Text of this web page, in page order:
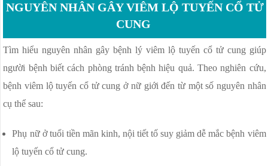
NGUYÊN NHÂN GÂY VIÊM LỘ TUYẾN CỔ TỬ
CUNG
Tìm hiểu nguyên nhân gây bệnh lý viêm lộ tuyến cổ tử cung giúp
người bệnh biết cách phòng tránh bệnh hiệu quả. Theo nghiên cứu,
bệnh viêm lộ tuyến cổ tử cung ở nữ giới đến từ một số nguyên nhân
cụ thể sau:
Phụ nữ ở tuổi tiền mãn kinh, nội tiết tố suy giảm dễ mắc bệnh viêm
lộ tuyến cổ tử cung.